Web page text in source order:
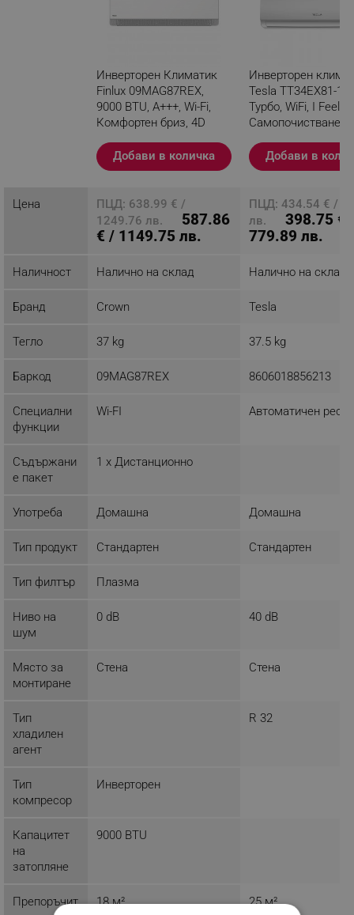
Инверторен Климатик
Finlux 09MAG87REX,
9000 BTU, A+++, Wi-Fi,
Комфортен бриз, 4D
Разглеждате този
продукт
Добави в количка
Инверторен
Tesla TT34EX81-
Турбо, WiFi, I Feel,
Самопочистване,
Добави в
Цена
ПЦД: 638.99 € /
1249.76 лв.
587.86
€ / 1149.75 лв.
ПЦД: 434.54 € /
лв.
398.75 €
779.89 лв.
Наличност Налично на склад Налично на склад
Бранд Crown Tesla
Тегло 37 kg 37.5 kg
Баркод 09MAG87REX 8606018856213
Специални
функции
Wi-FI Автоматичен
Съдържани
е пакет
1 x Дистанционно
Употреба Домашна Домашна
Тип продукт Стандартен Стандартен
Тип филтър Плазма
Ниво на
шум
0 dB 40 dB
Място за
монтиране
Стена Стена
Тип
хладилен
агент
R 32
Тип
компресор
Инверторен
Капацитет
на
затопляне
9000 BTU
Препоръчит
18 м² 25 м²